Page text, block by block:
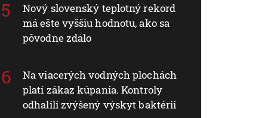
Nový slovenský teplotný rekord
má ešte vyššiu hodnotu, ako sa
pôvodne zdalo
Na viacerých vodných plochách
platí zákaz kúpania. Kontroly
odhalili zvýšený výskyt baktérií